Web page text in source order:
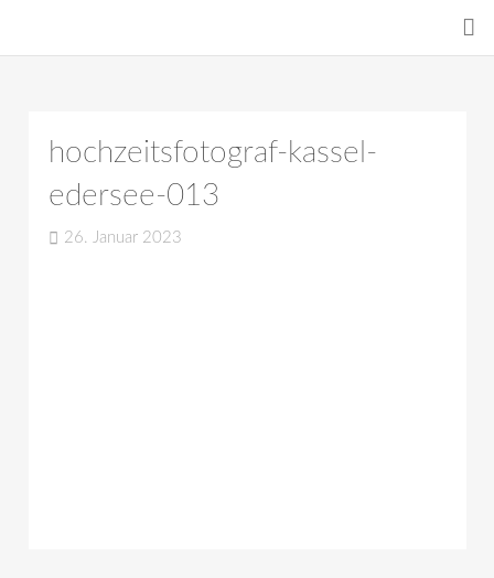
hochzeitsfotograf-kassel-
edersee-013
26. Januar 2023